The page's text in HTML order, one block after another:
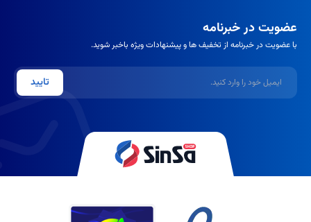
عضویت در خبرنامه
با عضویت در خبرنامه از تخفیف ها و پیشنهادات ویژه باخبر شوید.
ایمیل
تایید